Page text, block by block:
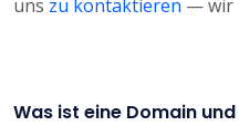
uns zu kontaktieren — wir
Was ist eine Domain